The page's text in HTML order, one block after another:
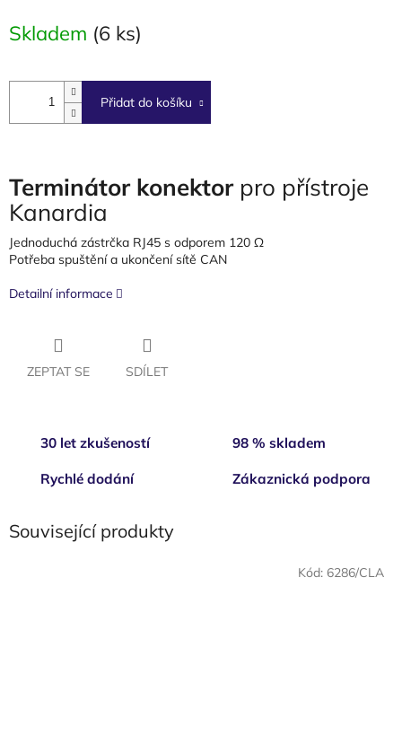
Skladem (6 ks)
Přidat do košíku
Terminátor konektorpro přístroje
Kanardia
Jednoduchá zástrčka RJ45 s odporem 120 Ω
Potřeba spuštění a ukončení sítě CAN
Detailní informace
ZEPTAT SE SDÍLET
30 let zkušeností 98 % skladem
Rychlé dodání Zákaznická podpora
Související produkty
Kód: 6286/CLA